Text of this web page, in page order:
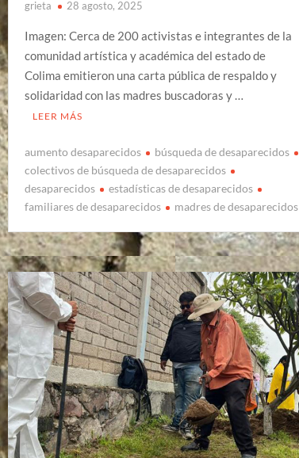
grieta 28 agosto, 2025
Imagen: Cerca de 200 activistas e integrantes de la
comunidad artística y académica del estado de
Colima emitieron una carta pública de respaldo y
solidaridad con las madres buscadoras y …
LEER MÁS
aumento desaparecidos
búsqueda de desaparecidos
colectivos de búsqueda de desaparecidos
desaparecidos
estadísticas de desaparecidos
familiares de desaparecidos
madres de desaparecidos